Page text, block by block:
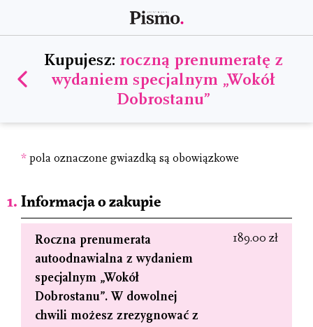
Kupujesz: roczną prenumeratę z
wydaniem specjalnym „Wokół
Dobrostanu”
* pola oznaczone gwiazdką są obowiązkowe
Informacja o zakupie
Roczna prenumerata
autoodnawialna z wydaniem
specjalnym „Wokół
Dobrostanu”. W dowolnej
chwili możesz zrezygnować z
189.00 zł